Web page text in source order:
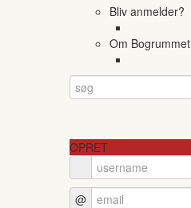
Bliv anmelder?
Om Bogrummet
OPRET
@